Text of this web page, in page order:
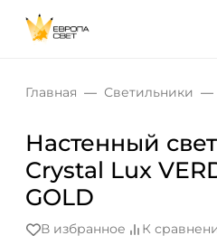
Главная Светильники
Настенный
Crystal Lux
GOLD
В избранное К